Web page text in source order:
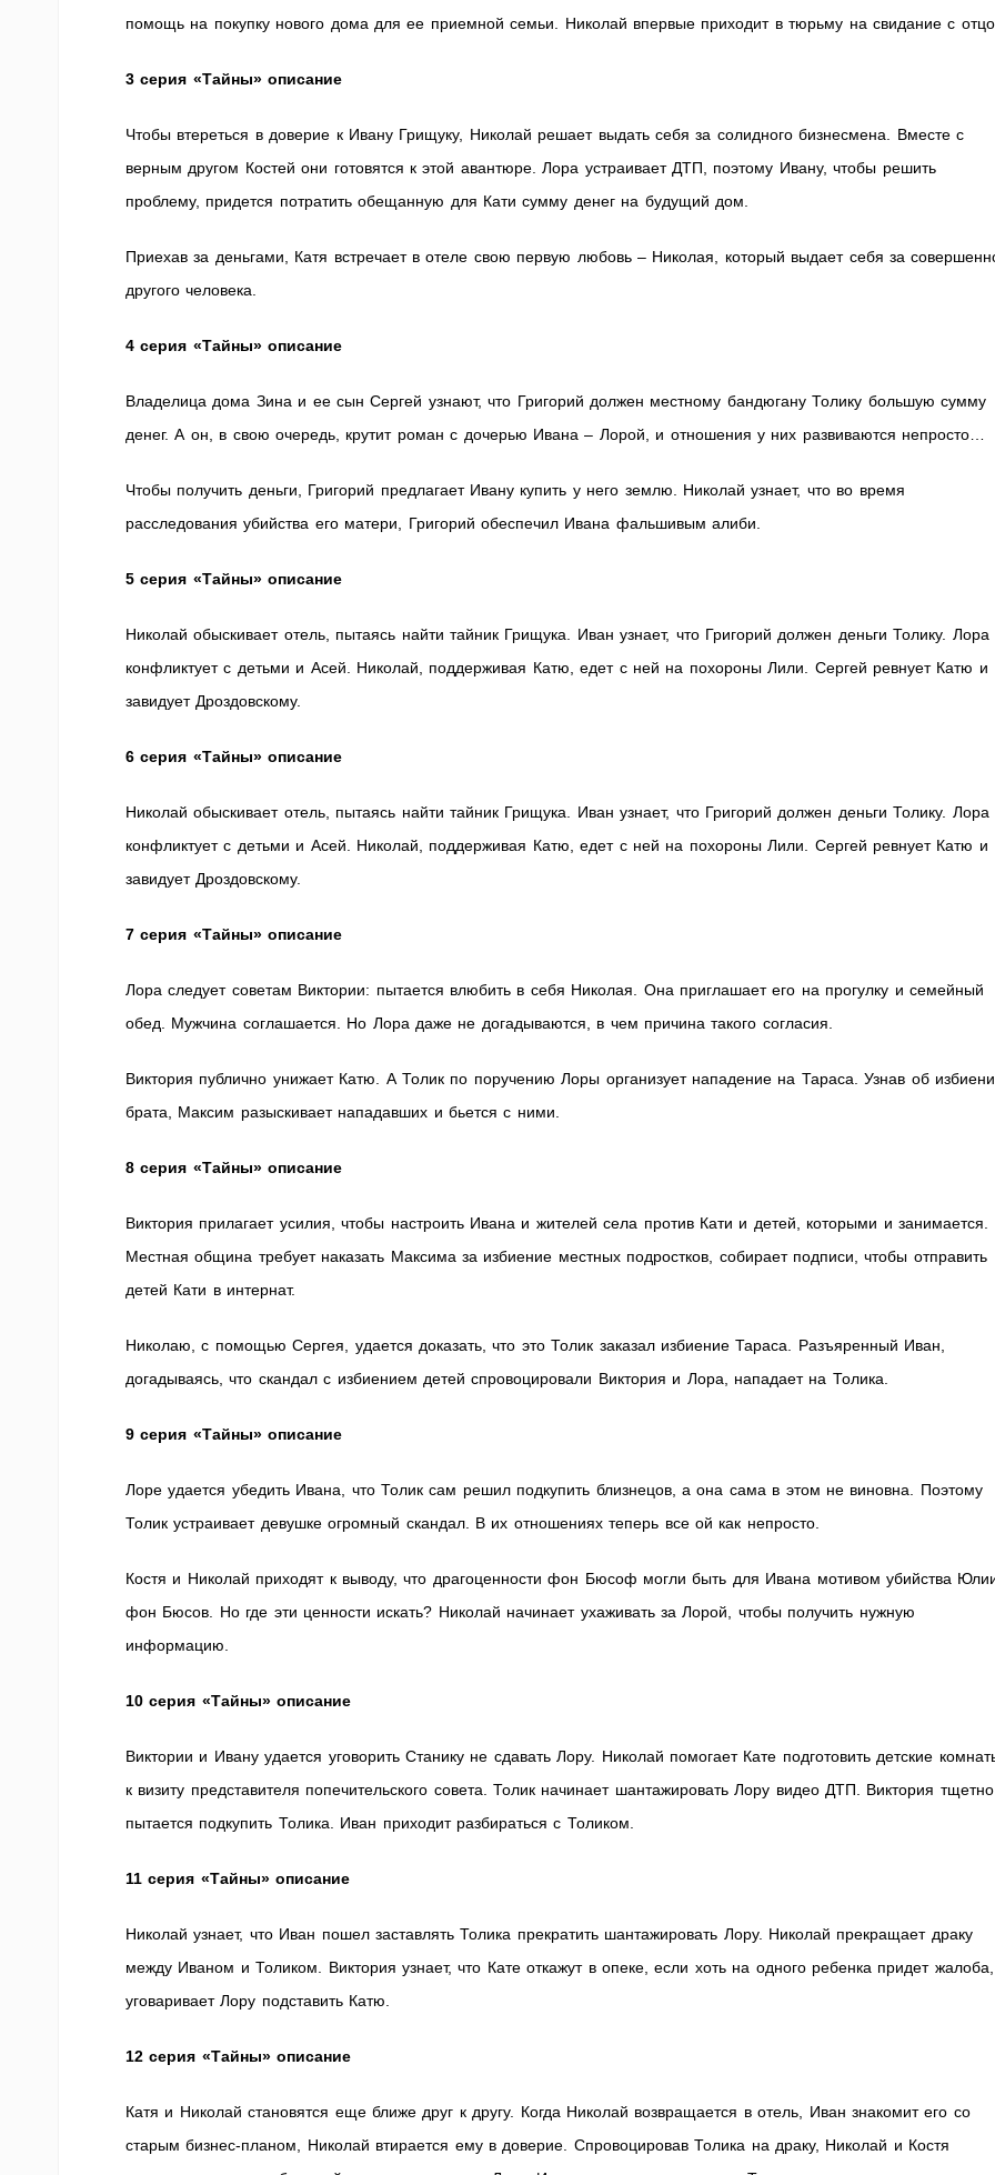
помощь на покупку нового дома для ее приемной семьи. Николай впервые приходит в тюрьму на свидание с
3 серия «Тайны» описание
Чтобы втереться в доверие к Ивану Грищуку, Николай решает выдать себя за солидного бизнесмена. Вместе с
верным другом Костей они готовятся к этой авантюре. Лора устраивает ДТП, поэтому Ивану, чтобы решить
проблему, придется потратить обещанную для Кати сумму денег на будущий дом.
Приехав за деньгами, Катя встречает в отеле свою первую любовь – Николая, который выдает себя за
другого человека.
4 серия «Тайны» описание
Владелица дома Зина и ее сын Сергей узнают, что Григорий должен местному бандюгану Толику большую сумму
денег. А он, в свою очередь, крутит роман с дочерью Ивана – Лорой, и отношения у них развиваются непросто…
Чтобы получить деньги, Григорий предлагает Ивану купить у него землю. Николай узнает, что во время
расследования убийства его матери, Григорий обеспечил Ивана фальшивым алиби.
5 серия «Тайны» описание
Николай обыскивает отель, пытаясь найти тайник Грищука. Иван узнает, что Григорий должен деньги Толику. Лора
конфликтует с детьми и Асей. Николай, поддерживая Катю, едет с ней на похороны Лили. Сергей ревнует Катю и
завидует Дроздовскому.
6 серия «Тайны» описание
Николай обыскивает отель, пытаясь найти тайник Грищука. Иван узнает, что Григорий должен деньги Толику. Лора
конфликтует с детьми и Асей. Николай, поддерживая Катю, едет с ней на похороны Лили. Сергей ревнует Катю и
завидует Дроздовскому.
7 серия «Тайны» описание
Лора следует советам Виктории: пытается влюбить в себя Николая. Она приглашает его на прогулку и семейный
обед. Мужчина соглашается. Но Лора даже не догадываются, в чем причина такого согласия.
Виктория публично унижает Катю. А Толик по поручению Лоры организует нападение на Тараса. Узнав об
брата, Максим разыскивает нападавших и бьется с ними.
8 серия «Тайны» описание
Виктория прилагает усилия, чтобы настроить Ивана и жителей села против Кати и детей, которыми и занимается.
Местная община требует наказать Максима за избиение местных подростков, собирает подписи, чтобы отправить
детей Кати в интернат.
Николаю, с помощью Сергея, удается доказать, что это Толик заказал избиение Тараса. Разъяренный Иван,
догадываясь, что скандал с избиением детей спровоцировали Виктория и Лора, нападает на Толика.
9 серия «Тайны» описание
Лоре удается убедить Ивана, что Толик сам решил подкупить близнецов, а она сама в этом не виновна. Поэтому
Толик устраивает девушке огромный скандал. В их отношениях теперь все ой как непросто.
Костя и Николай приходят к выводу, что драгоценности фон Бюсоф могли быть для Ивана мотивом убийства
фон Бюсов. Но где эти ценности искать? Николай начинает ухаживать за Лорой, чтобы получить нужную
информацию.
10 серия «Тайны» описание
Виктории и Ивану удается уговорить Станику не сдавать Лору. Николай помогает Кате подготовить детские
к визиту представителя попечительского совета. Толик начинает шантажировать Лору видео ДТП. Виктория тщетно
пытается подкупить Толика. Иван приходит разбираться с Толиком.
11 серия «Тайны» описание
Николай узнает, что Иван пошел заставлять Толика прекратить шантажировать Лору. Николай прекращает драку
между Иваном и Толиком. Виктория узнает, что Кате откажут в опеке, если хоть на одного ребенка придет
уговаривает Лору подставить Катю.
12 серия «Тайны» описание
Катя и Николай становятся еще ближе друг к другу. Когда Николай возвращается в отель, Иван знакомит его со
старым бизнес-планом, Николай втирается ему в доверие. Спровоцировав Толика на драку, Николай и Костя